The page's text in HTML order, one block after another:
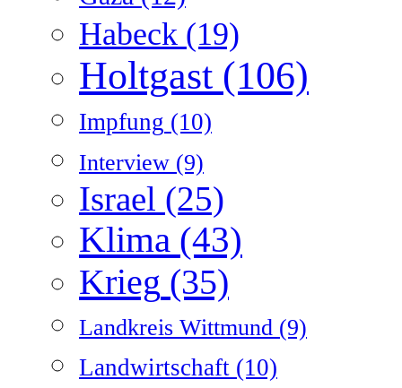
Habeck (19)
Holtgast (106)
Impfung (10)
Interview (9)
Israel (25)
Klima (43)
Krieg (35)
Landkreis Wittmund (9)
Landwirtschaft (10)